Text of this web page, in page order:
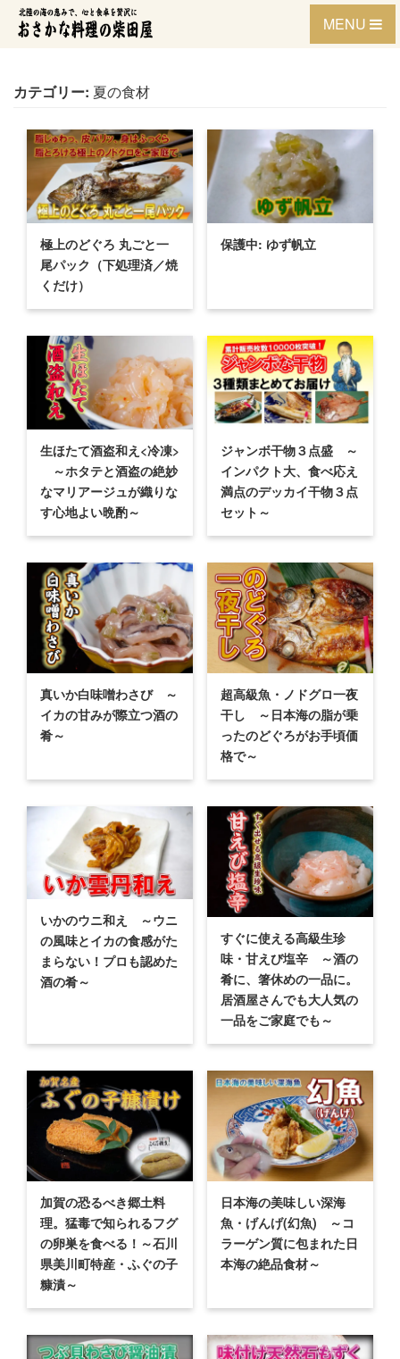
Skip
MENU
カテゴリー: 夏の食材
極上のどぐろ 丸ごと一
尾パック（下処理済／焼
くだけ）
保護中: ゆず帆立
生ほたて酒盗和え<冷凍>
～ホタテと酒盗の絶妙
なマリアージュが織りな
す心地よい晩酌～
ジャンボ干物３点盛 ～
インパクト大、食べ応え
満点のデッカイ干物３点
セット～
真いか白味噌わさび ～
イカの甘みが際立つ酒の
肴～
超高級魚・ノドグロ一夜
干し ～日本海の脂が乗
ったのどぐろがお手頃価
格で～
いかのウニ和え ～ウニ
の風味とイカの食感がた
まらない！プロも認めた
酒の肴～
すぐに使える高級生珍
味・甘えび塩辛 ～酒の
肴に、箸休めの一品に。
居酒屋さんでも大人気の
一品をご家庭でも～
加賀の恐るべき郷土料
理。猛毒で知られるフグ
の卵巣を食べる！～石川
県美川町特産・ふぐの子
糠漬～
日本海の美味しい深海
魚・げんげ(幻魚) ～コ
ラーゲン質に包まれた日
本海の絶品食材～